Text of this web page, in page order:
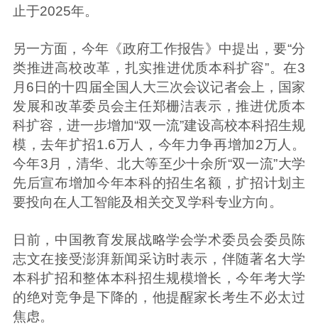
止于2025年。
另一方面，今年《政府工作报告》中提出，要“分
类推进高校改革，扎实推进优质本科扩容”。在3
月6日的十四届全国人大三次会议记者会上，国家
发展和改革委员会主任郑栅洁表示，推进优质本
科扩容，进一步增加“双一流”建设高校本科招生规
模，去年扩招1.6万人，今年力争再增加2万人。
今年3月，清华、北大等至少十余所“双一流”大学
先后宣布增加今年本科的招生名额，扩招计划主
要投向在人工智能及相关交叉学科专业方向。
日前，中国教育发展战略学会学术委员会委员陈
志文在接受澎湃新闻采访时表示，伴随著名大学
本科扩招和整体本科招生规模增长，今年考大学
的绝对竞争是下降的，他提醒家长考生不必太过
焦虑。